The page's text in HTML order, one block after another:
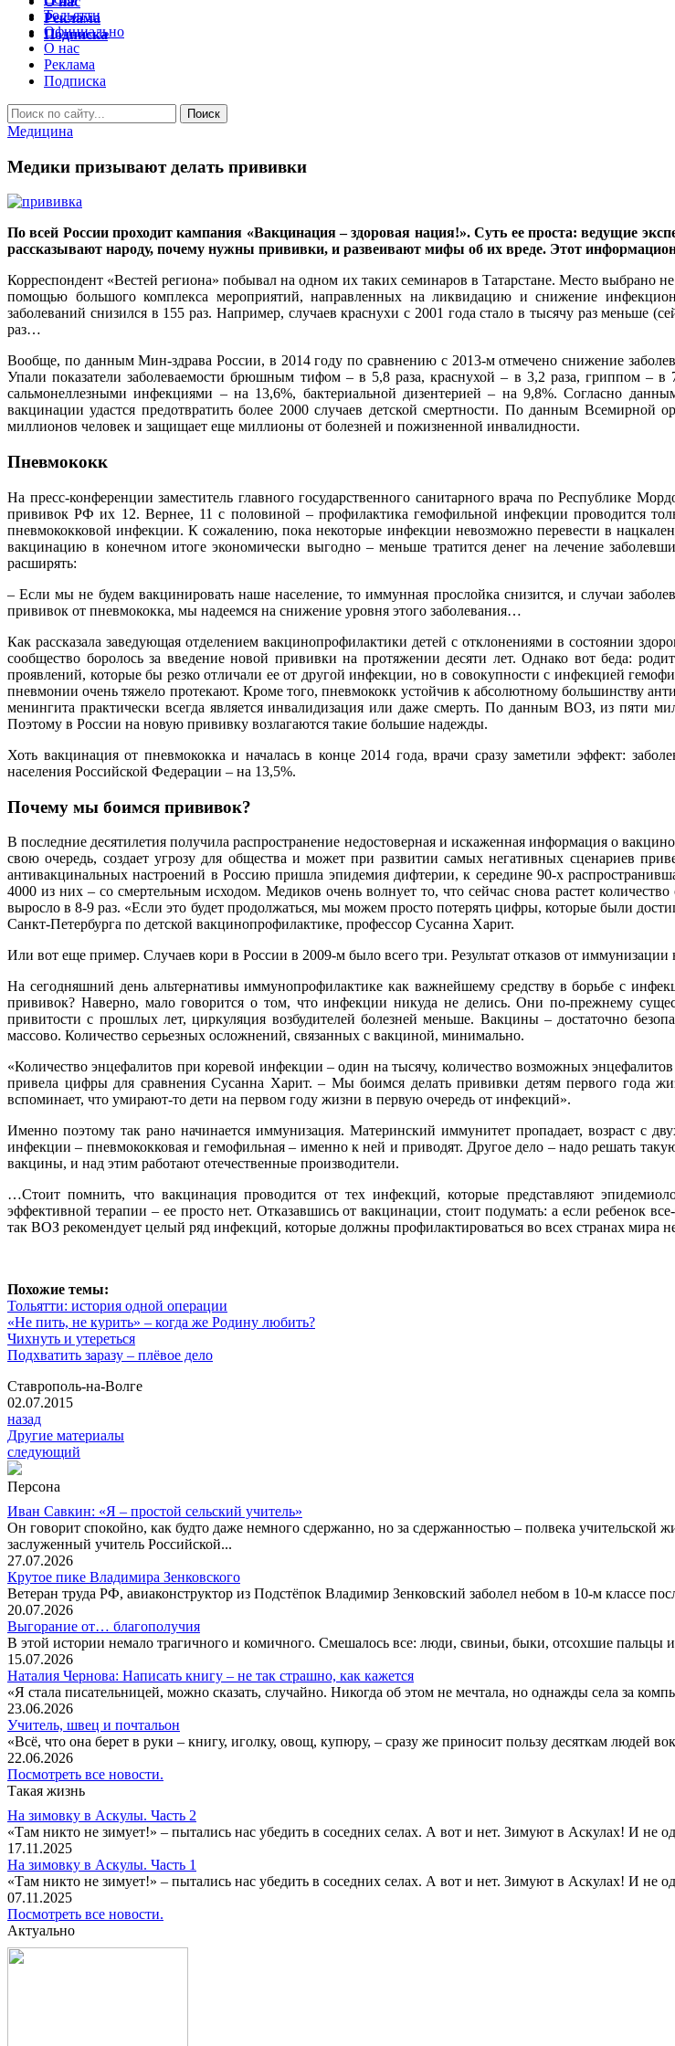
Тольятти
Официально
О нас
Реклама
Подписка
Медицина
Медики призывают делать прививки
По всей России проходит кампания «Вакцинация – здоровая нация!». Суть ее проста: ведущие
рассказывают народу, почему нужны прививки, и развеивают мифы об их вреде. Этот
Корреспондент «Вестей региона» побывал на одном их таких семинаров в Татарстане. Место выбрано
помощью большого комплекса мероприятий, направленных на ликвидацию и снижение
заболеваний снизился в 155 раз. Например, случаев краснухи с 2001 года стало в тысячу раз меньше
раз…
Вообще, по данным Мин-здрава России, в 2014 году по сравнению с 2013-м отмечено снижение
Упали показатели заболеваемости брюшным тифом – в 5,8 раза, краснухой – в 3,2 раза, гриппом –
сальмонеллезными инфекциями – на 13,6%, бактериальной дизентерией – на 9,8%. Согласно
вакцинации удастся предотвратить более 2000 случаев детской смертности. По данным Всемирной
миллионов человек и защищает еще миллионы от болезней и пожизненной инвалидности.
Пневмококк
На пресс-конференции заместитель главного государственного санитарного врача по Республике
прививок РФ их 12. Вернее, 11 с половиной – профилактика гемофильной инфекции проводится
пневмококковой инфекции. К сожалению, пока некоторые инфекции невозможно перевести в
вакцинацию в конечном итоге экономически выгодно – меньше тратится денег на лечение
расширять:
– Если мы не будем вакцинировать наше население, то иммунная прослойка снизится, и случаи
прививок от пневмококка, мы надеемся на снижение уровня этого заболевания…
Как рассказала заведующая отделением вакцинопрофилактики детей с отклонениями в состоянии
сообщество боролось за введение новой прививки на протяжении десяти лет. Однако вот беда:
проявлений, которые бы резко отличали ее от другой инфекции, но в совокупности с инфекцией
пневмонии очень тяжело протекают. Кроме того, пневмококк устойчив к абсолютному большинству
менингита практически всегда является инвалидизация или даже смерть. По данным ВОЗ, из пяти
Поэтому в России на новую прививку возлагаются такие большие надежды.
Хоть вакцинация от пневмококка и началась в конце 2014 года, врачи сразу заметили эффект:
населения Российской Федерации – на 13,5%.
Почему мы боимся прививок?
В последние десятилетия получила распространение недостоверная и искаженная информация о
свою очередь, создает угрозу для общества и может при развитии самых негативных сценариев
антивакцинальных настроений в Россию пришла эпидемия дифтерии, к середине 90-х
4000 из них – со смертельным исходом. Медиков очень волнует то, что сейчас снова растет
выросло в 8-9 раз. «Если это будет продолжаться, мы можем просто потерять цифры, которые были
Санкт-Петербурга по детской вакцинопрофилактике, профессор Сусанна Харит.
Или вот еще пример. Случаев кори в России в 2009-м было всего три. Результат отказов от
На сегодняшний день альтернативы иммунопрофилактике как важнейшему средству в борьбе с
прививок? Наверно, мало говорится о том, что инфекции никуда не делись. Они по-прежнему
привитости с прошлых лет, циркуляция возбудителей болезней меньше. Вакцины – достаточно
массово. Количество серьезных осложнений, связанных с вакциной, минимально.
«Количество энцефалитов при коревой инфекции – один на тысячу, количество возможных
привела цифры для сравнения Сусанна Харит. – Мы боимся делать прививки детям первого года
вспоминает, что умирают-то дети на первом году жизни в первую очередь от инфекций».
Именно поэтому так рано начинается иммунизация. Материнский иммунитет пропадает, возраст с
инфекции – пневмококковая и гемофильная – именно к ней и приводят. Другое дело – надо решать
вакцины, и над этим работают отечественные производители.
…Стоит помнить, что вакцинация проводится от тех инфекций, которые представляют
эффективной терапии – ее просто нет. Отказавшись от вакцинации, стоит подумать: а если ребенок
так ВОЗ рекомендует целый ряд инфекций, которые должны профилактироваться во всех странах мира
Похожие темы:
Тольятти: история одной операции
«Не пить, не курить» – когда же Родину любить?
Чихнуть и утереться
Подхватить заразу – плёвое дело
Ставрополь-на-Волге
02.07.2015
назад
Другие материалы
следующий
Персона
Иван Савкин: «Я – простой сельский учитель»
Он говорит спокойно, как будто даже немного сдержанно, но за сдержанностью – полвека учительской
заслуженный учитель Российской...
27.07.2026
Крутое пике Владимира Зенковского
Ветеран труда РФ, авиаконструктор из Подстёпок Владимир Зенковский заболел небом в 10-м классе
20.07.2026
Выгорание от… благополучия
В этой истории немало трагичного и комичного. Смешалось все: люди, свиньи, быки, отсохшие пальцы
15.07.2026
Наталия Чернова: Написать книгу – не так страшно, как кажется
«Я стала писательницей, можно сказать, случайно. Никогда об этом не мечтала, но однажды села за
23.06.2026
Учитель, швец и почтальон
«Всё, что она берет в руки – книгу, иголку, овощ, купюру, – сразу же приносит пользу десяткам людей
22.06.2026
Посмотреть все новости.
Такая жизнь
На зимовку в Аскулы. Часть 2
«Там никто не зимует!» – пытались нас убедить в соседних селах. А вот и нет. Зимуют в Аскулах! И не
17.11.2025
На зимовку в Аскулы. Часть 1
«Там никто не зимует!» – пытались нас убедить в соседних селах. А вот и нет. Зимуют в Аскулах! И не
07.11.2025
Посмотреть все новости.
Актуально
Реклама
Подписка